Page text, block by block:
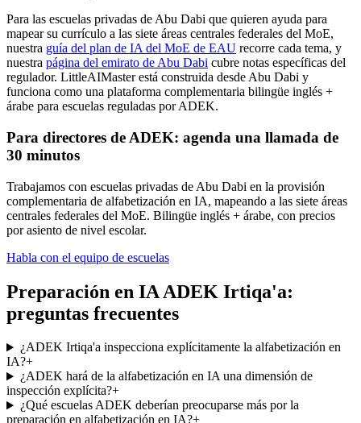
Para las escuelas privadas de Abu Dabi que quieren ayuda para
mapear su currículo a las siete áreas centrales federales del MoE,
nuestra guía del plan de IA del MoE de EAU recorre cada tema, y
nuestra página del emirato de Abu Dabi cubre notas específicas del
regulador. LittleAIMaster está construida desde Abu Dabi y
funciona como una plataforma complementaria bilingüe inglés +
árabe para escuelas reguladas por ADEK.
Para directores de ADEK: agenda una llamada de
30 minutos
Trabajamos con escuelas privadas de Abu Dabi en la provisión
complementaria de alfabetización en IA, mapeando a las siete áreas
centrales federales del MoE. Bilingüe inglés + árabe, con precios
por asiento de nivel escolar.
Habla con el equipo de escuelas
Preparación en IA ADEK Irtiqa'a:
preguntas frecuentes
¿ADEK Irtiqa'a inspecciona explícitamente la alfabetización en
IA?+
¿ADEK hará de la alfabetización en IA una dimensión de
inspección explícita?+
¿Qué escuelas ADEK deberían preocuparse más por la
preparación en alfabetización en IA?+